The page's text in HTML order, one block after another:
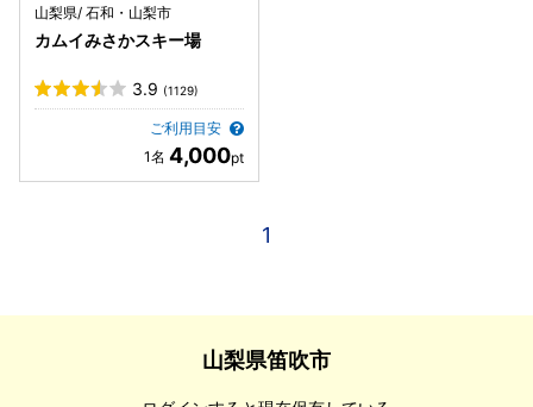
山梨県/ 石和・山梨市
カムイみさかスキー場
3.9 (1129)
ご利用目安
4,000
1
山梨県笛吹市